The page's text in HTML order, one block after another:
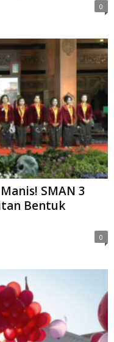
0
SMAN 3
Bentuk
0